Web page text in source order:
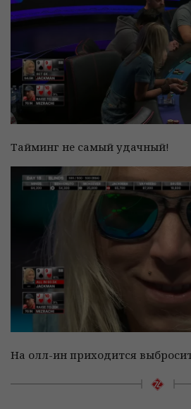
Тайминг не самый удачный!
На олл-ин приходится